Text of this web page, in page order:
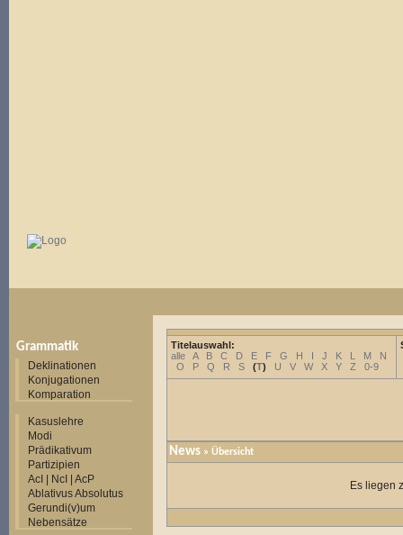
Grammatik
Deklinationen
Konjugationen
Komparation
Kasuslehre
Modi
Prädikativum
Partizipien
AcI | NcI | AcP
Ablativus Absolutus
Gerundi(v)um
Nebensätze
Titelauswahl:
alle
A B C D E F G H I J K L M
N
O
P Q R S (T) U V W X Y Z 0-9
News » Übersicht
Es liegen